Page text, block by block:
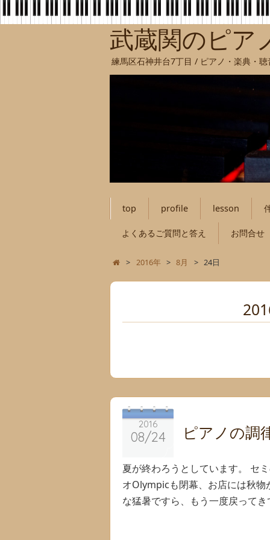
武蔵関のピア
練馬区石神井台7丁目 / ピアノ・楽典・
top profile lesson
よくあるご質問と答え お問合せ
> 2016年 > 8月 > 24日
2016
08/24
2016
08/24 ピアノの調
夏が終わろうとしています。 セ
オOlympicも閉幕、お店には秋
な猛暑ですら、もう一度戻って